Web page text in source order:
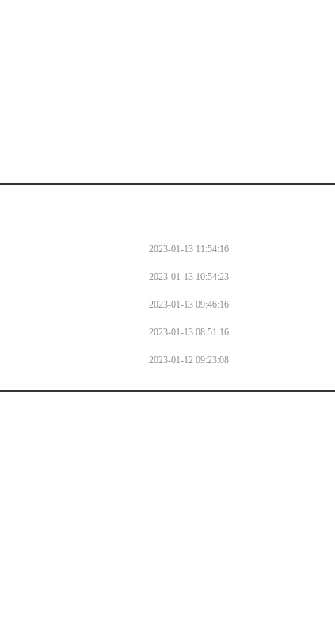
2023-01-13 11:54:16
2023-01-13 10:54:23
2023-01-13 09:46:16
2023-01-13 08:51:16
2023-01-12 09:23:08